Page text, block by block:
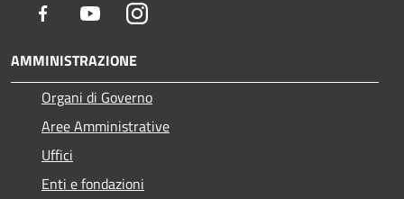
Facebook YoutubeInstagram
AMMINISTRAZIONE
Organi di Governo
Aree Amministrative
Uffici
Enti e fondazioni